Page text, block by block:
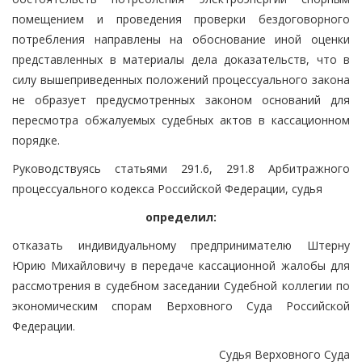
помещением и проведения проверки бездоговорного
потребления направлены на обоснование иной оценки
представленных в материалы дела доказательств, что в
силу вышеприведенных положений процессуального закона
не образует предусмотренных законом оснований для
пересмотра обжалуемых судебных актов в кассационном
порядке.
Руководствуясь статьями 291.6, 291.8 Арбитражного
процессуального кодекса Российской Федерации, судья
определил:
отказать индивидуальному предпринимателю Штерну
Юрию Михайловичу в передаче кассационной жалобы для
рассмотрения в судебном заседании Судебной коллегии по
экономическим спорам Верховного Суда Российской
Федерации.
Судья Верховного Суда